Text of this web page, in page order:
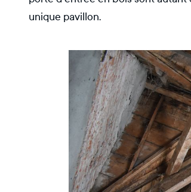
unique pavillon.